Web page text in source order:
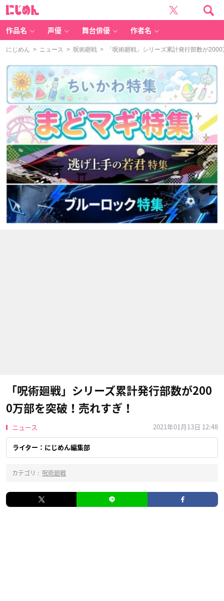
作品名 声優 舞台俳優 作者名
にじめん > ニュース > 呪術廻戦 > 「呪術廻戦」シリーズ累計発行部数が
「呪術廻戦」シリーズ累計発行部数が200
0万部を突破！売れすぎ！
ニュース 2021年01月13日 12:48
ライター：にじめん編集部
カテゴリ : 呪術廻戦